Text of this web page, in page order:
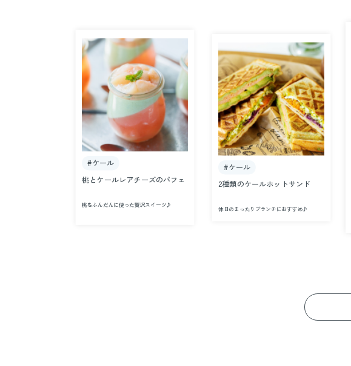
#ケール
桃とケールレアチーズのパフェ
桃をふんだんに使った贅沢スイーツ♪
#ケール
2種類のケールホットサンド
休日のまったりブランチにおすすめ♪